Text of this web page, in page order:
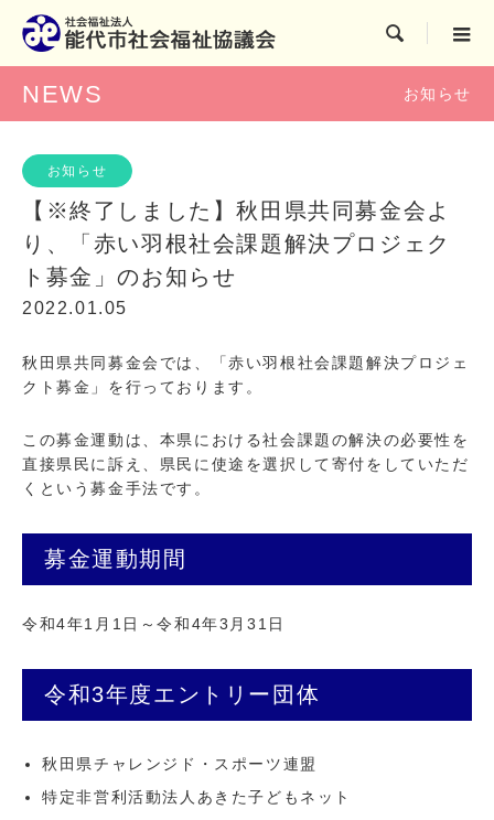

NEWS お知らせ
お知らせ
【※終了しました】秋田県共同募金会よ
り、「赤い羽根社会課題解決プロジェク
ト募金」のお知らせ
2022.01.05
秋田県共同募金会では、「赤い羽根社会課題解決プロジェ
クト募金」を行っております。
この募金運動は、本県における社会課題の解決の必要性を
直接県民に訴え、県民に使途を選択して寄付をしていただ
くという募金手法です。
募金運動期間
令和4年1月1日～令和4年3月31日
令和3年度エントリー団体
秋田県チャレンジド・スポーツ連盟
特定非営利活動法人あきた子どもネット